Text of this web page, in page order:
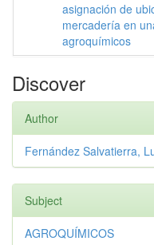
asignación de
mercadería en
agroquímicos
Discover
Author
Fernández Salvatierra,
Subject
AGROQUÍMICOS